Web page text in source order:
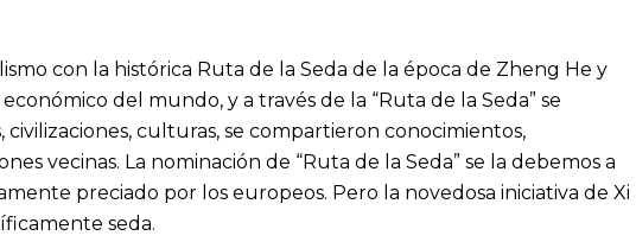
con la histórica Ruta de la Seda de la época de Zheng He y
del mundo, y a través de la “Ruta de la Seda” se
culturas, se compartieron conocimientos,
vecinas. La nominación de “Ruta de la Seda” se la debemos a
preciado por los europeos. Pero la novedosa iniciativa de Xi
seda.